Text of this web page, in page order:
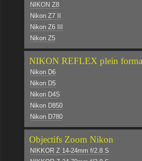
NIKON Z8
Nikon Z7 II
Nikon Z6 III
Nikon Z5
NIKON REFLEX plein
Nikon D6
Nikon D5
Nikon D4S
Nikon D850
Nikon D780
Objectifs Zoom Nikon
NIKKOR Z 14-24mm f/2.8 S